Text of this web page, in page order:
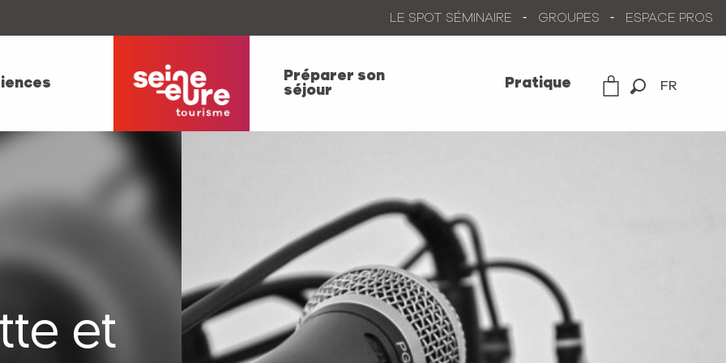
FR
LE SPOT SÉMINAIRE GROUPES ESPACE PROS
Préparer son
séjour
Pratique
et